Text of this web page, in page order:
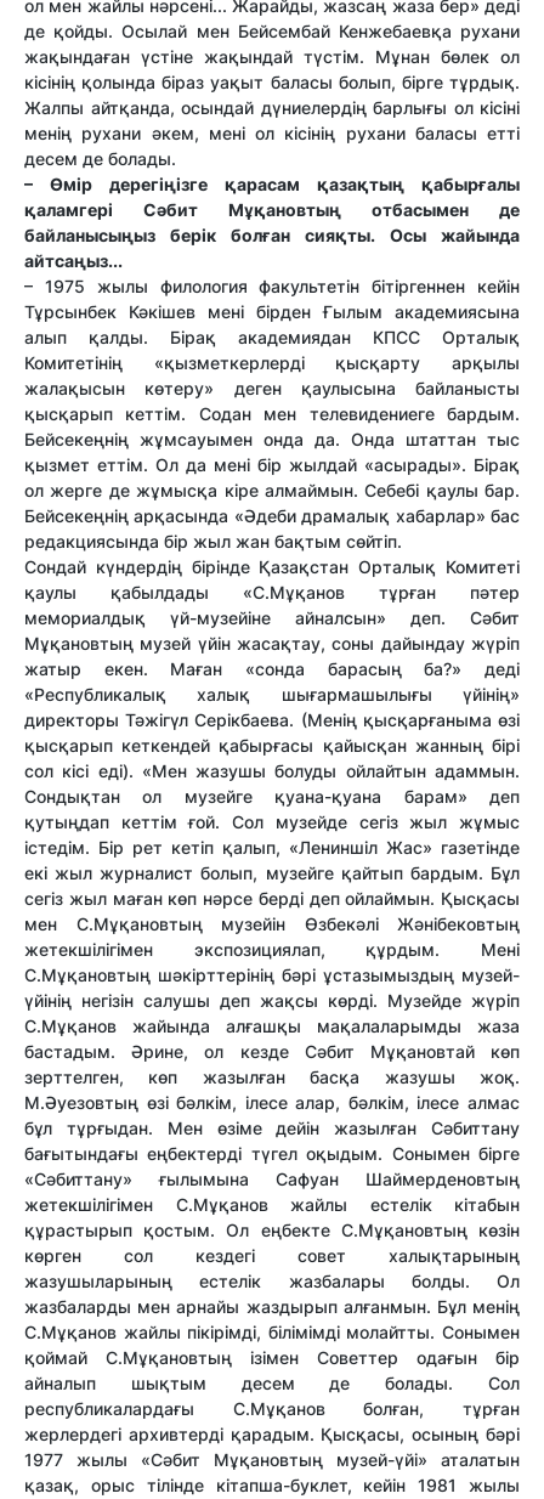
ол мен жайлы нәрсені... Жарайды, жазсаң жаза бер» деді
де қойды. Осылай мен Бейсембай Кенжебаевқа рухани
жақындаған үстіне жақындай түстім. Мұнан бөлек ол
кісінің қолында біраз уақыт баласы болып, бірге тұрдық.
Жалпы айтқанда, осындай дүниелердің барлығы ол кісіні
менің рухани әкем, мені ол кісінің рухани баласы етті
десем де болады.
– Өмір дерегіңізге қарасам қазақтың қабырғалы
қаламгері Сәбит Мұқановтың отбасымен де
байланысыңыз берік болған сияқты. Осы жайында
айтсаңыз...
– 1975 жылы филология факультетін бітіргеннен кейін
Тұрсынбек Кәкішев мені бірден Ғылым академиясына
алып қалды. Бірақ академиядан КПСС Орталық
Комитетінің «қызметкерлерді қысқарту арқылы
жалақысын көтеру» деген қаулысына байланысты
қысқарып кеттім. Содан мен телевидениеге бардым.
Бейсекеңнің жұмсауымен онда да. Онда штаттан тыс
қызмет еттім. Ол да мені бір жылдай «асырады». Бірақ
ол жерге де жұмысқа кіре алмаймын. Себебі қаулы бар.
Бейсекеңнің арқасында «Әдеби драмалық хабарлар» бас
редакциясында бір жыл жан бақтым сөйтіп.
Сондай күндердің бірінде Қазақстан Орталық Комитеті
қаулы қабылдады «С.Мұқанов тұрған пәтер
мемориалдық үй-музейіне айналсын» деп. Сәбит
Мұқановтың музей үйін жасақтау, соны дайындау жүріп
жатыр екен. Маған «сонда барасың ба?» деді
«Республикалық халық шығармашылығы үйінің»
директоры Тәжігүл Серікбаева. (Менің қысқарғаныма өзі
қысқарып кеткендей қабырғасы қайысқан жанның бірі
сол кісі еді). «Мен жазушы болуды ойлайтын адаммын.
Сондықтан ол музейге қуана-қуана барам» деп
қутыңдап кеттім ғой. Сол музейде сегіз жыл жұмыс
істедім. Бір рет кетіп қалып, «Лениншіл Жас» газетінде
екі жыл журналист болып, музейге қайтып бардым. Бұл
сегіз жыл маған көп нәрсе берді деп ойлаймын. Қысқасы
мен С.Мұқановтың музейін Өзбекәлі Жәнібековтың
жетекшілігімен экспозициялап, құрдым. Мені
С.Мұқановтың шәкірттерінің бәрі ұстазымыздың музей-
үйінің негізін салушы деп жақсы көрді. Музейде жүріп
С.Мұқанов жайында алғашқы мақалаларымды жаза
бастадым. Әрине, ол кезде Сәбит Мұқановтай көп
зерттелген, көп жазылған басқа жазушы жоқ.
М.Әуезовтың өзі бәлкім, ілесе алар, бәлкім, ілесе алмас
бұл тұрғыдан. Мен өзіме дейін жазылған Сәбиттану
бағытындағы еңбектерді түгел оқыдым. Сонымен бірге
«Сәбиттану» ғылымына Сафуан Шаймерденовтың
жетекшілігімен С.Мұқанов жайлы естелік кітабын
құрастырып қостым. Ол еңбекте С.Мұқановтың көзін
көрген сол кездегі совет халықтарының
жазушыларының естелік жазбалары болды. Ол
жазбаларды мен арнайы жаздырып алғанмын. Бұл менің
С.Мұқанов жайлы пікірімді, білімімді молайтты. Сонымен
қоймай С.Мұқановтың ізімен Советтер одағын бір
айналып шықтым десем де болады. Сол
республикалардағы С.Мұқанов болған, тұрған
жерлердегі архивтерді қарадым. Қысқасы, осының бәрі
1977 жылы «Сәбит Мұқановтың музей-үйі» аталатын
қазақ, орыс тілінде кітапша-буклет, кейін 1981 жылы